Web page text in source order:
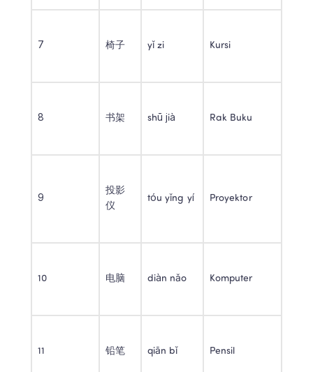
7 椅子 yǐ zi Kursi
8 书架 shū jià Rak Buku
9
投影
仪
tóu yǐng yí Proyektor
10 电脑 diàn nǎo Komputer
11 铅笔 qiān bǐ Pensil